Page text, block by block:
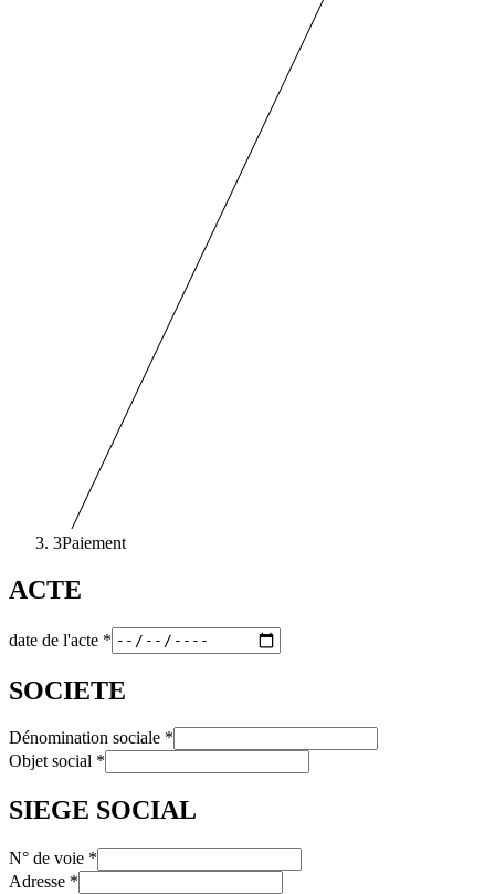
3Paiement
ACTE
date de l'acte *
SOCIETE
Dénomination sociale *
Objet social *
SIEGE SOCIAL
N° de voie *
Adresse *